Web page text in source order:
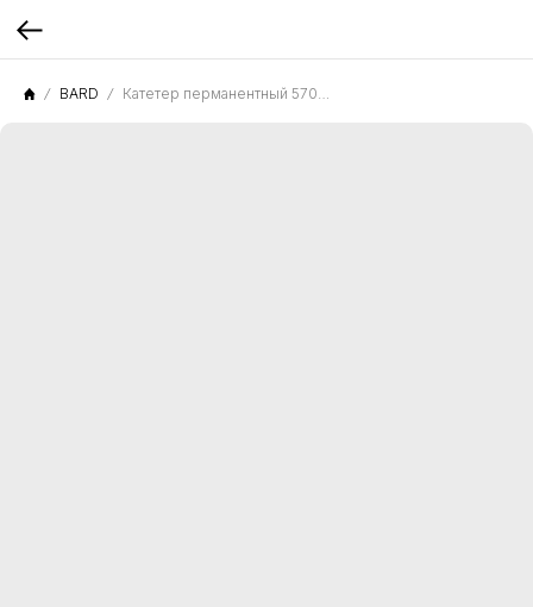
BARD Катетер перманентный 5704150